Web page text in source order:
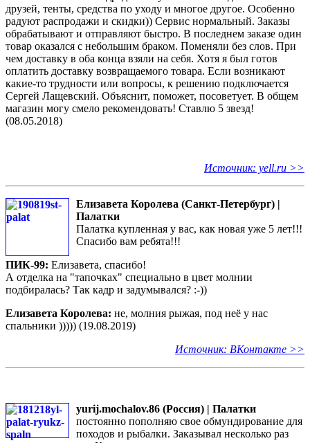
друзей, тенты, средства по уходу и многое другое. Особенно
радуют распродажи и скидки)) Сервис нормальный. Заказы
обрабатывают и отправляют быстро. В последнем заказе один
товар оказался с небольшим браком. Поменяли без слов. При
чем доставку в оба конца взяли на себя. Хотя я был готов
оплатить доставку возвращаемого товара. Если возникают
какие-то трудности или вопросы, к решению подключается
Сергей Лащевский. Объяснит, поможет, посоветует. В общем
магазин могу смело рекомендовать! Ставлю 5 звезд!
(08.05.2018)
Источник: yell.ru >>
Елизавета Королева (Санкт-Петербург) |
Палатки
Палатка купленная у вас, как новая уже 5 лет!!!
Спасибо вам ребята!!!
ПИК-99: Елизавета, спасибо!
А отделка на "тапочках" специально в цвет молнии
подбиралась? Так кадр и задумывался? :-))
Елизавета Королева: не, молния рыжая, под неё у нас
спальники ))))) (19.08.2019)
Источник: ВКонтакте >>
yurij.mochalov.86 (Россия) | Палатки
постоянно пополняю свое обмундирование для
походов и рыбалки. Заказывал несколько раз